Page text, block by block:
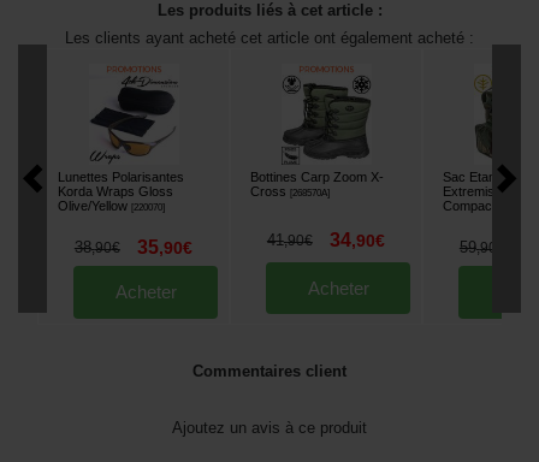
Les produits liés à cet article :
Les clients ayant acheté cet article ont également acheté :
Lunettes Polarisantes
Korda Wraps Gloss
Olive/Yellow [220070]
38,90€ 35,90€
Acheter
Bottines Carp Zoom X-
Cross
[268570A]
41,90€ 34,90€
Acheter
Sac Etanche
Extremis
Compact
59,90
Commentaires client
Ajoutez un avis à ce produit